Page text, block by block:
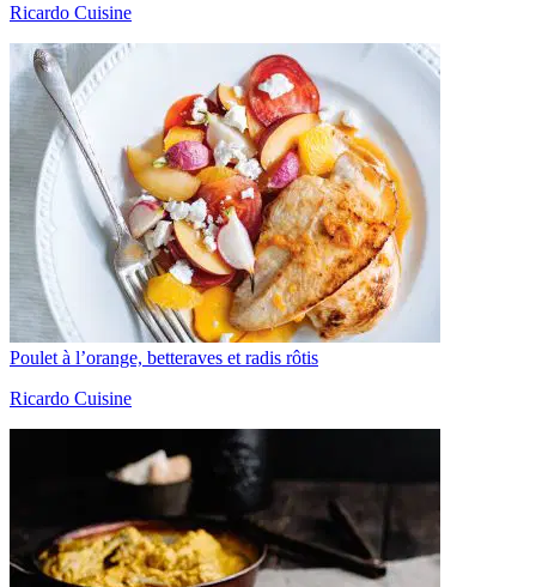
Ricardo Cuisine
Poulet à l’orange, betteraves et radis rôtis
Ricardo Cuisine